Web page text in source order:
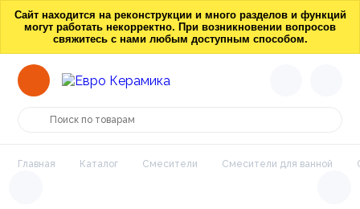
Сайт находится на реконструкции и много разделов и функций
могут работать некорректно. При возникновении вопросов
свяжитесь с нами любым доступным способом.
Главная Каталог Смесители Смесители для ванной